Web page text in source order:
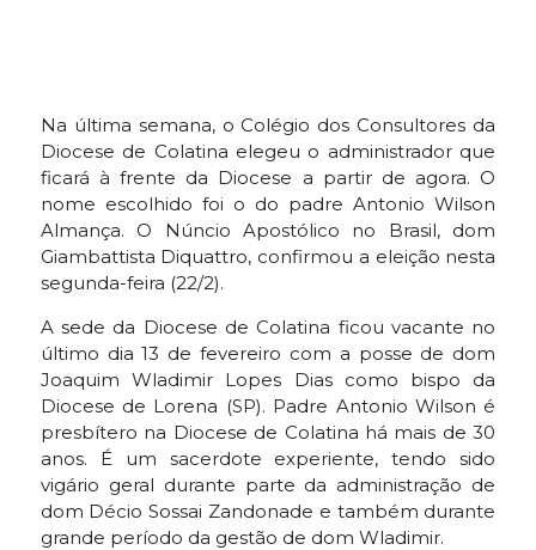
Na última semana, o Colégio dos Consultores da
Diocese de Colatina elegeu o administrador que
ficará à frente da Diocese a partir de agora. O
nome escolhido foi o do padre Antonio Wilson
Almança. O Núncio Apostólico no Brasil, dom
Giambattista Diquattro, confirmou a eleição nesta
segunda-feira (22/2).
A sede da Diocese de Colatina ficou vacante no
último dia 13 de fevereiro com a posse de dom
Joaquim Wladimir Lopes Dias como bispo da
Diocese de Lorena (SP). Padre Antonio Wilson é
presbítero na Diocese de Colatina há mais de 30
anos. É um sacerdote experiente, tendo sido
vigário geral durante parte da administração de
dom Décio Sossai Zandonade e também durante
grande período da gestão de dom Wladimir.